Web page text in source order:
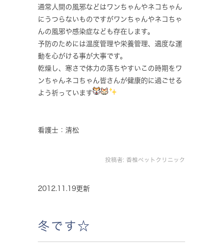
通常人間の風邪などはワンちゃんやネコちゃん
にうつらないものですがワンちゃんやネコちゃ
んの風邪や感染症なども存在します。
予防のためには温度管理や栄養管理、適度な運
動を心がける事が大事です。
乾燥し、寒さで体力の落ちやすいこの時期をワ
ンちゃんネコちゃん皆さんが健康的に過ごせる
よう祈っています
看護士：清松
投稿者: 香椎ペットクリニック
2012.11.19更新
冬です☆